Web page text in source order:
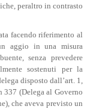
peraltro in contrasto
facendo riferimento al
aggio in una misura
senza prevedere
sostenuti per la
disposto dall’art. 1,
337 (Delega al Governo
che aveva previsto un